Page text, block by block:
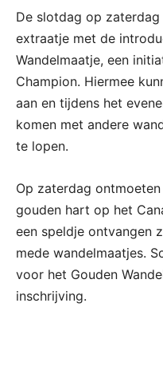
De slotdag op
extraatje met de
Wandelmaatje, een
Champion. Hiermee
aan en tijdens het
komen met andere
te lopen.
Op zaterdag
gouden hart op het
een speldje ontvangen
mede wandelmaatjes.
voor het Gouden
inschrijving.